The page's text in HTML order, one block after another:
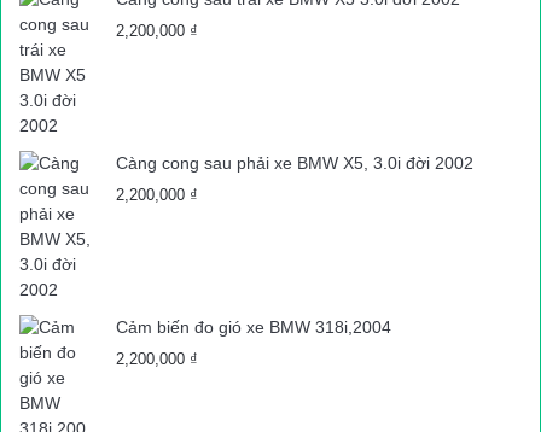
2,200,000 ₫
Càng cong sau phải xe BMW X5, 3.0i đời 2002
2,200,000 ₫
Cảm biến đo gió xe BMW 318i,2004
2,200,000 ₫